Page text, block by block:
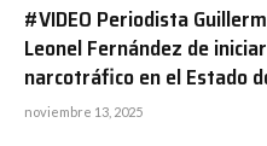
#VIDEO Periodista
Leonel Fernández de
narcotráfico en el Estado
noviembre 13, 2025